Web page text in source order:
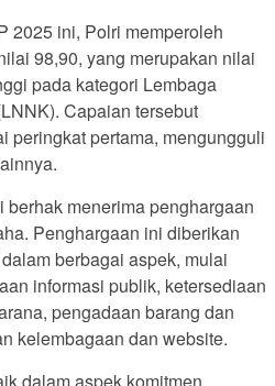
2025 ini, Polri memperoleh
98,90, yang merupakan nilai
pada kategori Lembaga
Capaian tersebut
peringkat pertama, mengungguli
menerima penghargaan
Penghargaan ini diberikan
berbagai aspek, mulai
informasi publik, ketersediaan
pengadaan barang dan
kelembagaan dan website.
dalam aspek komitmen